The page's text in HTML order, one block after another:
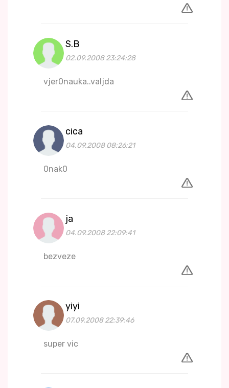
S.B
02.09.2008 23:24:28
vjer0nauka..valjda
cica
04.09.2008 08:26:21
0nak0
ja
04.09.2008 22:09:41
bezveze
yiyi
07.09.2008 22:39:46
super vic